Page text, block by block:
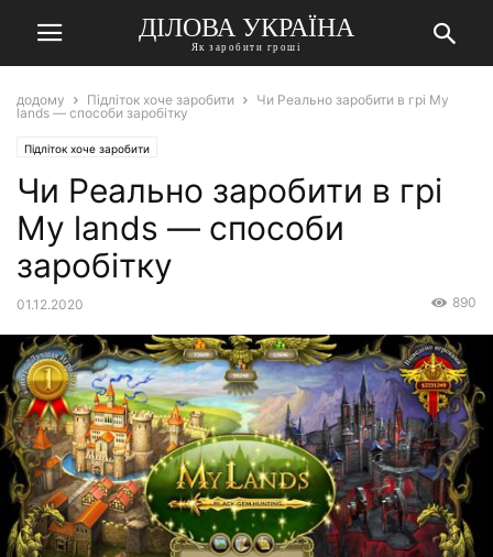
ДІЛОВА УКРАЇНА
Як заробити гроші
додому Підліток хоче заробити
Чи Реально заробити в грі My
lands — способи заробітку
Підліток хоче заробити
Чи Реально заробити в грі
My lands — способи
заробітку
01.12.2020 890